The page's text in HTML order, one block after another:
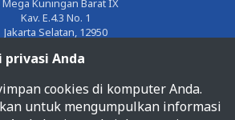
Mega Kuningan Barat IX
Kav. E.4.3 No. 1
Jakarta Selatan, 12950
Email
corporate@jalin.co.id
Telepon
privasi Anda
cookies di komputer Anda.
untuk mengumpulkan informasi